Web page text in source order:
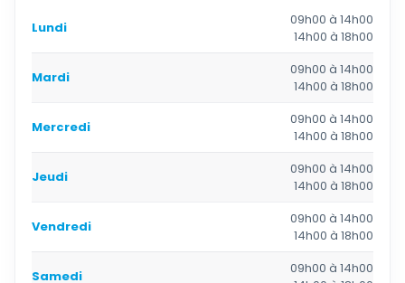
Lundi
09h00 à 14h00
14h00 à 18h00
Mardi
09h00 à 14h00
14h00 à 18h00
Mercredi
09h00 à 14h00
14h00 à 18h00
Jeudi
09h00 à 14h00
14h00 à 18h00
Vendredi
09h00 à 14h00
14h00 à 18h00
Samedi
09h00 à 14h00